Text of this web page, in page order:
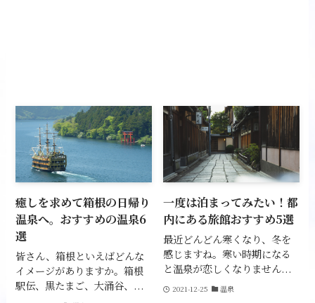
癒しを求めて箱根の日帰り
温泉へ。おすすめの温泉6
選
皆さん、箱根といえばどんな
イメージがありますか。箱根
駅伝、黒たまご、大涌谷、...
一度は泊まってみたい！都
内にある旅館おすすめ5選
最近どんどん寒くなり、冬を
感じますね。寒い時期になる
と温泉が恋しくなりません...
2021-12-25 温泉